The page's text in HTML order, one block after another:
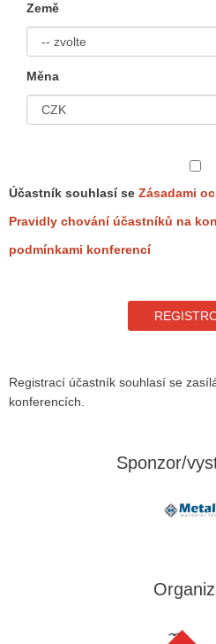
Země
Měna
Účastník souhlasí se Zásadami
Pravidly chování účastníků na
podmínkami konferencí
Registrací účastník souhlasí se
konferencích.
Sponzor/